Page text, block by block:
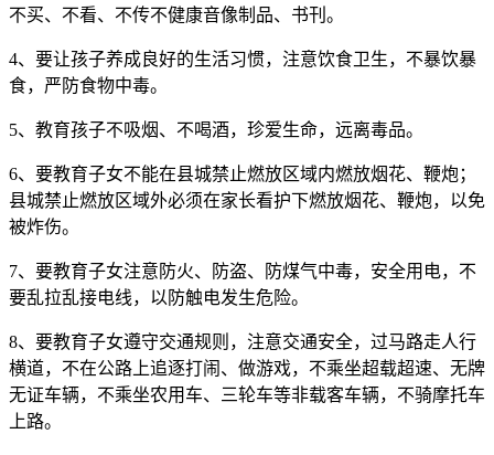
不买、不看、不传不健康音像制品、书刊。
4、要让孩子养成良好的生活习惯，注意饮食卫生，不暴饮暴
食，严防食物中毒。
5、教育孩子不吸烟、不喝酒，珍爱生命，远离毒品。
6、要教育子女不能在县城禁止燃放区域内燃放烟花、鞭炮；
县城禁止燃放区域外必须在家长看护下燃放烟花、鞭炮，以免
被炸伤。
7、要教育子女注意防火、防盗、防煤气中毒，安全用电，不
要乱拉乱接电线，以防触电发生危险。
8、要教育子女遵守交通规则，注意交通安全，过马路走人行
横道，不在公路上追逐打闹、做游戏，不乘坐超载超速、无牌
无证车辆，不乘坐农用车、三轮车等非载客车辆，不骑摩托车
上路。